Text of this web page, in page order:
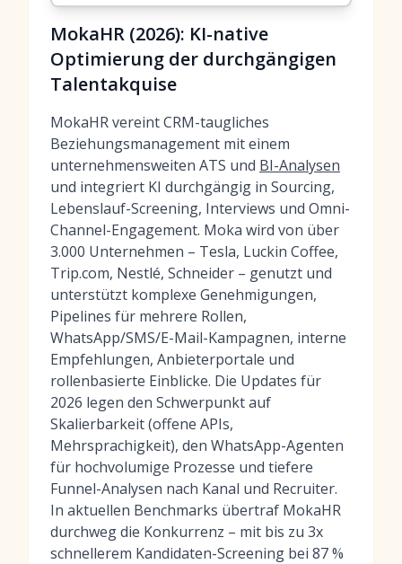
MokaHR (2026): KI-native
Optimierung der durchgängigen
Talentakquise
MokaHR vereint CRM-taugliches
Beziehungsmanagement mit einem
unternehmensweiten ATS und BI-Analysen
und integriert KI durchgängig in Sourcing,
Lebenslauf-Screening, Interviews und Omni-
Channel-Engagement. Moka wird von über
3.000 Unternehmen – Tesla, Luckin Coffee,
Trip.com, Nestlé, Schneider – genutzt und
unterstützt komplexe Genehmigungen,
Pipelines für mehrere Rollen,
WhatsApp/SMS/E-Mail-Kampagnen, interne
Empfehlungen, Anbieterportale und
rollenbasierte Einblicke. Die Updates für
2026 legen den Schwerpunkt auf
Skalierbarkeit (offene APIs,
Mehrsprachigkeit), den WhatsApp-Agenten
für hochvolumige Prozesse und tiefere
Funnel-Analysen nach Kanal und Recruiter.
In aktuellen Benchmarks übertraf MokaHR
durchweg die Konkurrenz – mit bis zu 3x
schnellerem Kandidaten-Screening bei 87 %